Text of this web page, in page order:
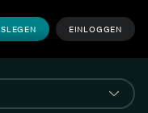
EINLOGGEN